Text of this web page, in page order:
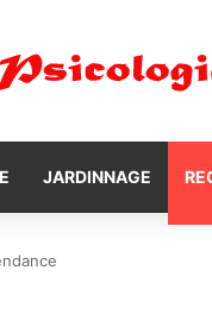
JARDINNAGE